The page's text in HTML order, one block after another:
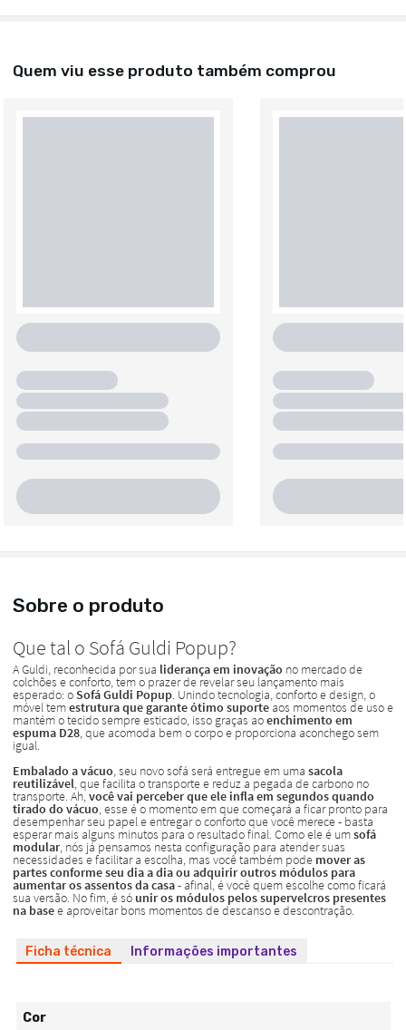
Quem viu esse produto também comprou
Sobre o produto
Ficha técnica Informações importantes
Cor